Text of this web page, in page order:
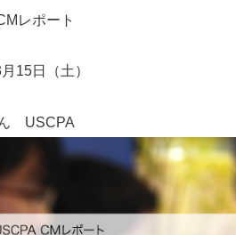
レポート
15日（土）
ん USCPA